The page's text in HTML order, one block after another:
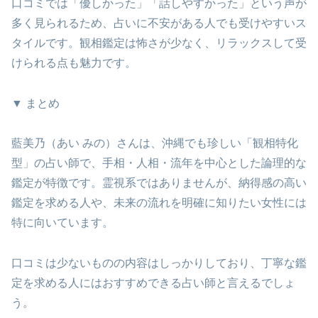
口コミでは「優しかった」「話しやすかった」という声が
多く見られるため、占いに不安がある人でも受けやすいス
タイルです。観相鑑定は怖さが少なく、リラックスして受
けられる点も魅力です。
▼ まとめ
藍美乃（あい みの）さんは、沖縄でも珍しい「観相特化
型」の占い師で、手相・人相・流年を中心とした論理的な
鑑定が特徴です。霊視系ではありませんが、納得感の高い
鑑定を求める人や、未来の流れを明確に知りたい女性には
特に向いています。
口コミは少ないものの内容はしっかりしており、丁寧な鑑
定を求める人にはおすすめできる占い師と言えるでしょ
う。